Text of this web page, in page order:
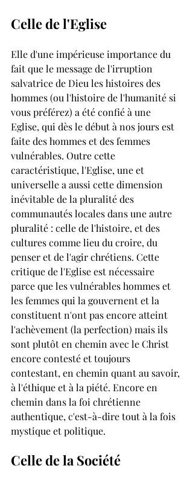
Celle de l'Eglise
Elle d'une impérieuse importance du
fait que le message de l'irruption
salvatrice de Dieu les histoires des
hommes (ou l'histoire de l'humanité si
vous préférez) a été confié à une
Eglise, qui dès le début à nos jours est
faite des hommes et des femmes
vulnérables. Outre cette
caractéristique, l'Eglise, une et
universelle a aussi cette dimension
inévitable de la pluralité des
communautés locales dans une autre
pluralité : celle de l'histoire, et des
cultures comme lieu du croire, du
penser et de l'agir chrétiens. Cette
critique de l'Eglise est nécessaire
parce que les vulnérables hommes et
les femmes qui la gouvernent et la
constituent n'ont pas encore atteint
l'achèvement (la perfection) mais ils
sont plutôt en chemin avec le Christ
encore contesté et toujours
contestant, en chemin quant au savoir,
à l'éthique et à la piété. Encore en
chemin dans la foi chrétienne
authentique, c'est-à-dire tout à la fois
mystique et politique.
Celle de la Société